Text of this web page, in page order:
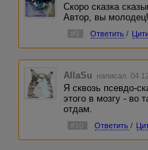
Скоро сказка
Автор, вы
#9 Ответить /
AllaSu написал
Я сквозь псевдо-
этого в мозгу - во
отдам.
#10 Ответить /